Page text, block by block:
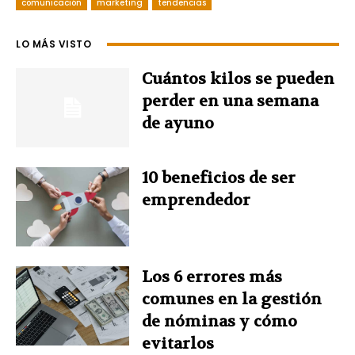
c
e
n
s
t
n
k
e
d
n
t
t
e
t
s
A
p
comunicación marketing tendencias
LO MÁS VISTO
Cuántos kilos se pueden
perder en una semana
de ayuno
10 beneficios de ser
emprendedor
Los 6 errores más
comunes en la gestión
de nóminas y cómo
evitarlos